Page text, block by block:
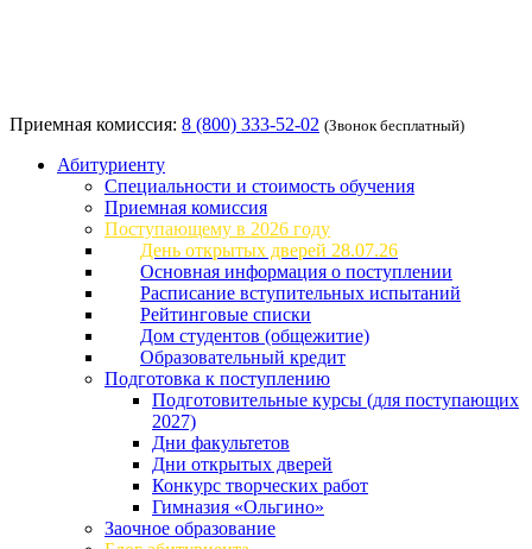
Приемная комиссия: 8 (800) 333-52-02 (Звонок бесплатный)
Абитуриенту
Специальности и стоимость обучения
Приемная комиссия
Поступающему в 2026 году
День открытых дверей 28.07.26
Основная информация о поступлении
Расписание вступительных испытаний
Рейтинговые списки
Дом студентов (общежитие)
Образовательный кредит
Подготовка к поступлению
Подготовительные курсы (для поступающих
2027)
Дни факультетов
Дни открытых дверей
Конкурс творческих работ
Гимназия «Ольгино»
Заочное образование